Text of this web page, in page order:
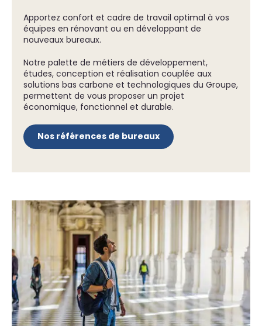
Apportez confort et cadre de travail optimal à vos
équipes en rénovant ou en développant de
nouveaux bureaux.
Notre palette de métiers de développement,
études, conception et réalisation couplée aux
solutions bas carbone et technologiques du Groupe,
permettent de vous proposer un projet
économique, fonctionnel et durable.
Nos références de bureaux